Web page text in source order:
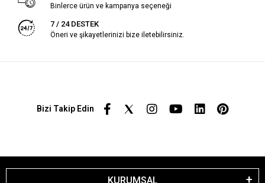
Binlerce ürün ve kampanya seçeneği
7 / 24 DESTEK
Öneri ve şikayetlerinizi bize iletebilirsiniz.
Bizi Takip Edin
KURUMSAL